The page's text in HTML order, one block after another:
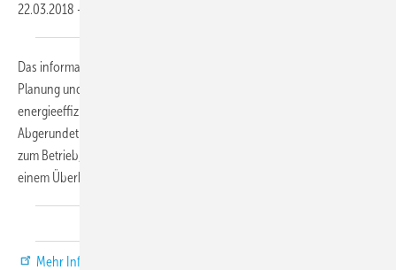
22.03.2018 -
Das informative Werk stellt ein völlig neues Konzept für Konstruktion,
Planung und Errichtung von nachhaltigen und äußerst
energieeffizienten Kühl- und Gefrierhäusern vor.
Abgerundet wird das Thema durch Ausführungen zur Verwaltung und
zum Betrieb, zu Planungskosten, Investitionen und Vorschriften sowie
einem Überblick über den aktuellen Kühlhausmarkt.
Mehr Informationen!